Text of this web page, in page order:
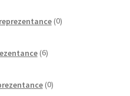
0izdelkov
6izdelkov
0izdelkov